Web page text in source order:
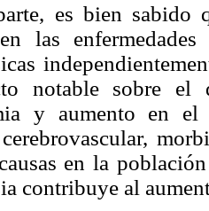
es bien sabido
las
notable sobre el
y aumento en el
en la
contribuye al